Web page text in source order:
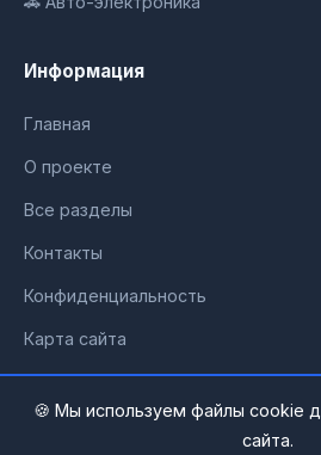
Информация
Главная
О проекте
Все разделы
Контакты
Конфиденциальность
Карта сайта
© 2026 ГаджетМастер. Все
🍪 Мы используем файлы cookie
сайта.